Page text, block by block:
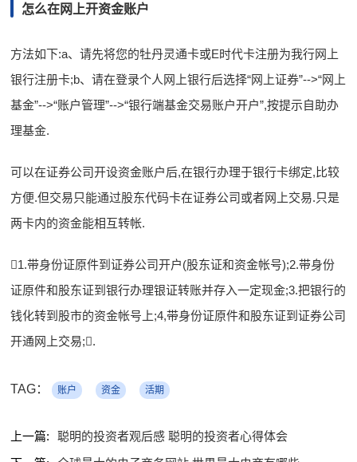
怎么在网上开资金账户
方法如下:a、请先将您的牡丹灵通卡或E时代卡注册为我行网上
银行注册卡;b、请在登录个人网上银行后选择“网上证券”-->“网上
基金”-->“账户管理”-->“银行端基金交易账户开户”,按提示自助办
理基金.
可以在证券公司开设资金账户后,在银行办理于银行卡绑定,比较
方便.但交易只能通过股东代码卡在证券公司或者网上交易.只是
两卡内的资金能相互转帐.
1.带身份证原件到证券公司开户(股东证和资金帐号);2.带身份
证原件和股东证到银行办理银证转账并存入一定现金;3.把银行的
钱化转到股市的资金帐号上;4,带身份证原件和股东证到证券公司
开通网上交易;.
TAG： 账户 资金 活期
上一篇:
聪明的投资者观后感 聪明的投资者心得体会